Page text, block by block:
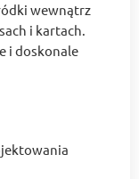
wewnątrz
i kartach.
i doskonale